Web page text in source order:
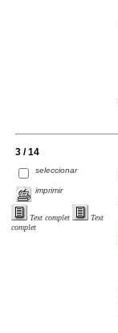
3 / 14
seleccionar
imprimir
Text complet
Text
complet